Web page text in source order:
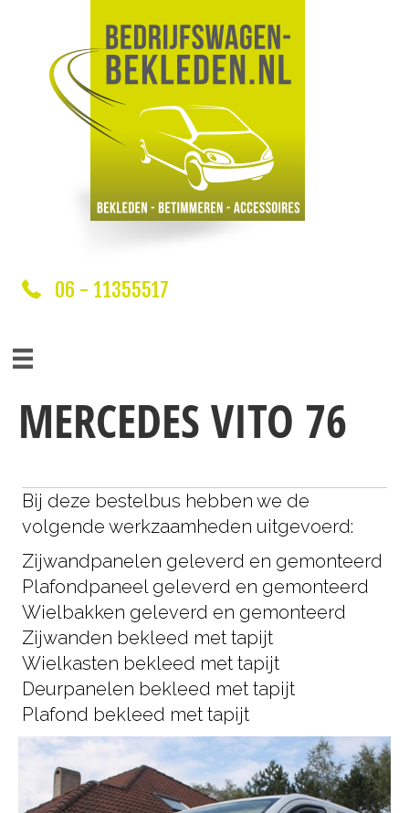
06 - 11355517
MERCEDES VITO 76
Bij deze bestelbus hebben we de
volgende werkzaamheden uitgevoerd:
Zijwandpanelen geleverd en gemonteerd
Plafondpaneel geleverd en gemonteerd
Wielbakken geleverd en gemonteerd
Zijwanden bekleed met tapijt
Wielkasten bekleed met tapijt
Deurpanelen bekleed met tapijt
Plafond bekleed met tapijt